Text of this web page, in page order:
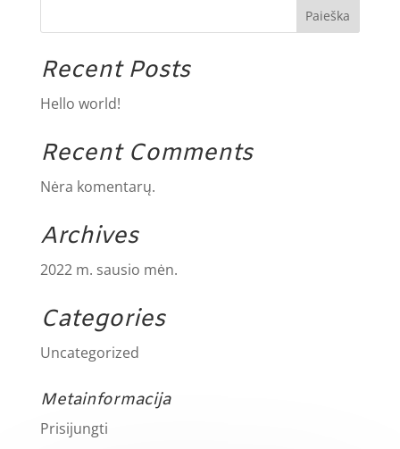
Paieška
Recent Posts
Hello world!
Recent Comments
Nėra komentarų.
Archives
2022 m. sausio mėn.
Categories
Uncategorized
Metainformacija
Prisijungti